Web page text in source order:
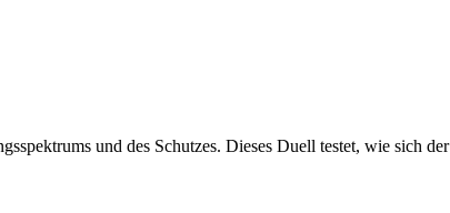
und des Schutzes. Dieses Duell testet, wie sich